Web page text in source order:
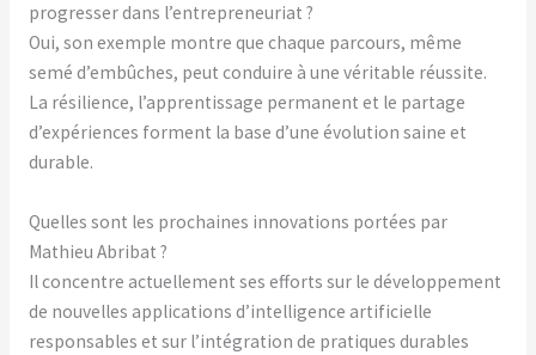
progresser dans l’entrepreneuriat ?
Oui, son exemple montre que chaque parcours, même
semé d’embûches, peut conduire à une véritable réussite.
La résilience, l’apprentissage permanent et le partage
d’expériences forment la base d’une évolution saine et
durable.
Quelles sont les prochaines innovations portées par
Mathieu Abribat ?
Il concentre actuellement ses efforts sur le développement
de nouvelles applications d’intelligence artificielle
responsables et sur l’intégration de pratiques durables